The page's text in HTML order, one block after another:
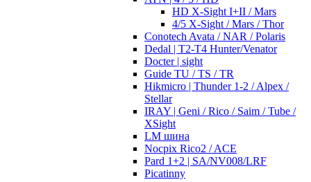
HD X-Sight I+II / Mars
4/5 X-Sight / Mars / Thor
Conotech Avata / NAR / Polaris
Dedal | T2-T4 Hunter/Venator
Docter | sight
Guide TU / TS / TR
Hikmicro | Thunder 1-2 / Alpex /
Stellar
IRAY | Geni / Rico / Saim / Tube /
XSight
LM шина
Nocpix Rico2 / ACE
Pard 1+2 | SA/NV008/LRF
Picatinny